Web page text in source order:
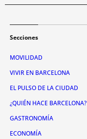
Secciones
MOVILIDAD
VIVIR EN BARCELONA
EL PULSO DE LA CIUDAD
¿QUIÉN HACE BARCELONA?
GASTRONOMÍA
ECONOMÍA